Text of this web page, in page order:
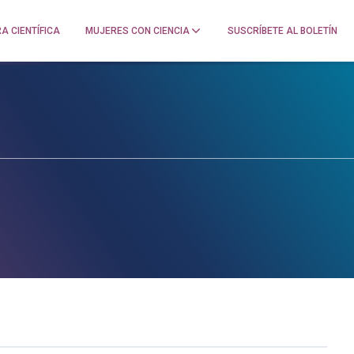
CIENTÍFICA MUJERES CON CIENCIA SUSCRÍBETE AL BOLETÍN